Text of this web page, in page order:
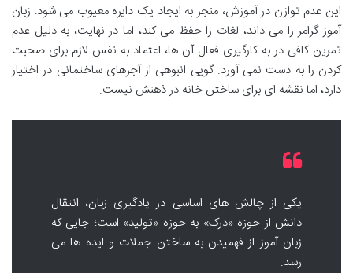
این عدم توازن در آموزش، منجر به ایجاد یک دایره معیوب می شود: زبان
آموز گرامر را می داند، لغات را حفظ می کند، اما در نهایت، به دلیل عدم
تمرین کافی در به کارگیری فعال آن ها، اعتماد به نفس لازم برای صحبت
کردن را به دست نمی آورد. گویی انبوهی از آجرهای ساختمانی در اختیار
دارد، اما نقشه ای برای ساختن خانه در ذهنش نیست.
یکی از چالش های اساسی در یادگیری زبان، انتقال
دانش از حوزه «درک» به حوزه «تولید» است؛ جایی که
زبان آموز از فهمیدن به ساختن جملات و ایده ها می
رسد.